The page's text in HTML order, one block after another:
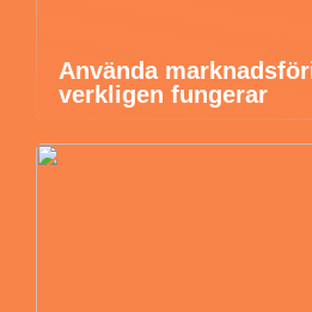
Använda
verkligen fungerar